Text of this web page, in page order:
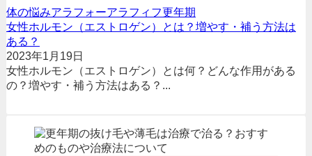
体の悩みアラフォーアラフィフ更年期
女性ホルモン（エストロゲン）とは？増やす・補う方法は
ある？
2023年1月19日
女性ホルモン（エストロゲン）とは何？どんな作用がある
の？増やす・補う方法はある？...